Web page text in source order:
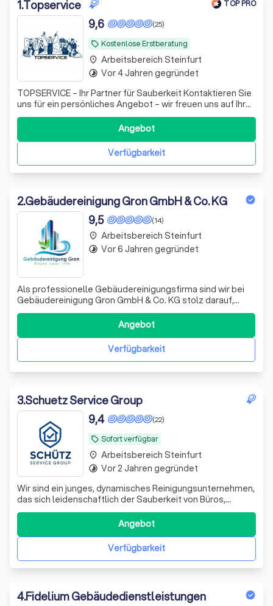
und Umgebung.
1.Topservice TOP PRO
local_offer Kostenlose Erstberatung
(25)
9,6
TOPSERVICE – Ihr Partner für Sauberkeit Kontaktieren Sie
uns für ein persönliches Angebot – wir freuen uns auf Ihre
Anfrage!
Verfügbarkeit
Angebot
place Arbeitsbereich Steinfurt
timelapse Vor 4 Jahren gegründet
2.Gebäudereinigung Gron GmbH & Co. KG
(14)
9,5
Als professionelle Gebäudereinigungsfirma sind wir bei
Gebäudereinigung Gron GmbH & Co. KG stolz darauf,
unseren Kunden eine umfassende Palette an
Reinigungsdienstleistungen anzubieten. Wir verstehen,
dass Sauberkeit und Hygiene von größter Bedeutung sind,
und setzen uns dafür ein, dass Ihre Räumlic
Verfügbarkeit
Angebot
place Arbeitsbereich Steinfurt
timelapse Vor 6 Jahren gegründet
3.Schuetz Service Group
local_offer Sofort verfügbar
(22)
9,4
Wir sind ein junges, dynamisches Reinigungsunternehmen,
das sich leidenschaftlich der Sauberkeit von Büros,
Restaurants und Kneipen widmet. Unser Anspruch ist es,
nicht nur Räume zu reinigen, sondern auch das
Wohlbefinden und die Produktivität unserer Kunden durch
eine makellose Umgebung zu steigern
Verfügbarkeit
Angebot
place Arbeitsbereich Steinfurt
timelapse Vor 2 Jahren gegründet
4.Fidelium Gebäudedienstleistungen